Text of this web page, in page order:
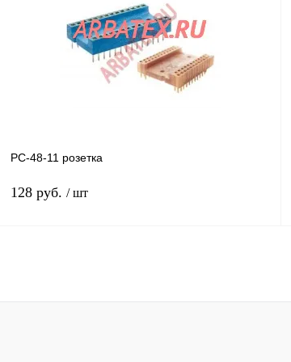
Купить в 1 клик Сравнение
В избранное
наличии
РС-48-11 розетка
128 руб. / шт
Купить в 1 клик Сравнение